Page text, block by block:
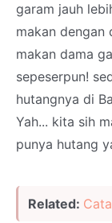
garam jauh
makan dengan
makan dama
sepeserpun!
hutangnya di
Yah... kita sih
punya hutang
Related: